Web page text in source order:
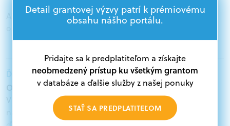
Akademický sektor, Podnikatelia, Mimovládne
Ďalšie informácie:
Oprávnení žiadatelia:
V databáze grantov a dotácií na portáli Grantexpert.sk
nájdete aktuálne výzvy z eurofondov, plánu obnovy a
Detail grantovej výzvy patrí k prémiovému
obsahu nášho portálu.
Pridajte sa k predplatiteľom a získajte
neobmedzený prístup ku všetkým grantom
v databáze a ďalšie služby z našej ponuky
STAŤ SA PREDPLATITEĽOM